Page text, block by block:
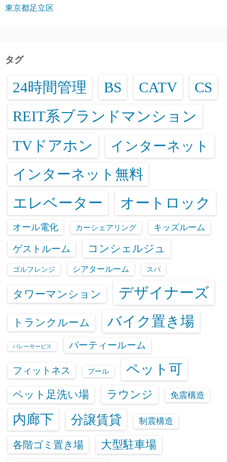
東京都足立区
タグ
24時間管理 BS CATV CS
REIT系ブランドマンション
TVドアホン インターネット
インターネット無料
エレベーター オートロック
オール電化 カーシェアリング キッズルーム
ゲストルーム コンシェルジュ
ゴルフレンジ シアタールーム スパ
タワーマンション デザイナーズ
トランクルーム バイク置き場
バレーサービス パーティールーム
フィットネス プール ペット可
ペット足洗い場 ラウンジ 免震構造
内廊下 分譲賃貸 制震構造
各階ゴミ置き場 大型駐車場